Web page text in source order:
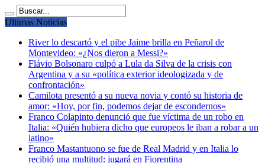
Ultimas Noticias
River lo descartó y el pibe Jaime brilla en Peñarol de
Montevideo: «¿Nos dieron a Messi?»
Flávio Bolsonaro culpó a Lula da Silva de la crisis con
Argentina y a su «política exterior ideologizada y de
confrontación»
Camilota presentó a su nueva novia y contó su historia de
amor: «Hoy, por fin, podemos dejar de escondernos»
Franco Colapinto denunció que fue víctima de un robo en
Italia: «Quién hubiera dicho que europeos le iban a robar a un
latino»
Franco Mastantuono se fue de Real Madrid y en Italia lo
recibió una multitud: jugará en Fiorentina